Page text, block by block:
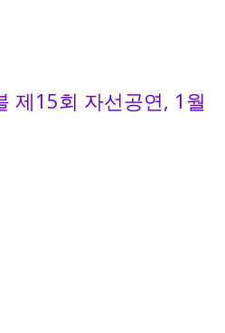
제15회 자선공연, 1월